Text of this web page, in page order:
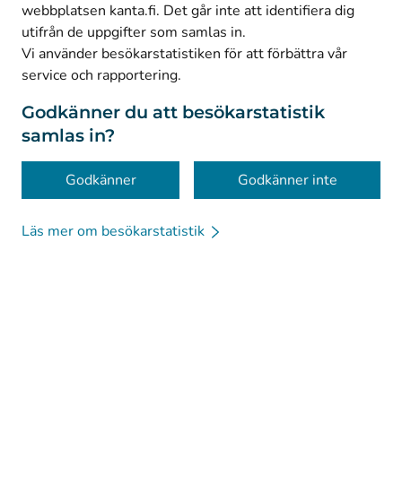
webbplatsen kanta.fi. Det går inte att identifiera dig
utifrån de uppgifter som samlas in.
Vi använder besökarstatistiken för att förbättra vår
service och rapportering.
Godkänner du att besökarstatistik
samlas in?
Godkänner Godkänner inte
Läs mer om besökarstatistik
© Kanta-Palvelut, Kansaneläkelaitos
Dataskydd
Om webbplatsen
Tillgänglighet
Kakor